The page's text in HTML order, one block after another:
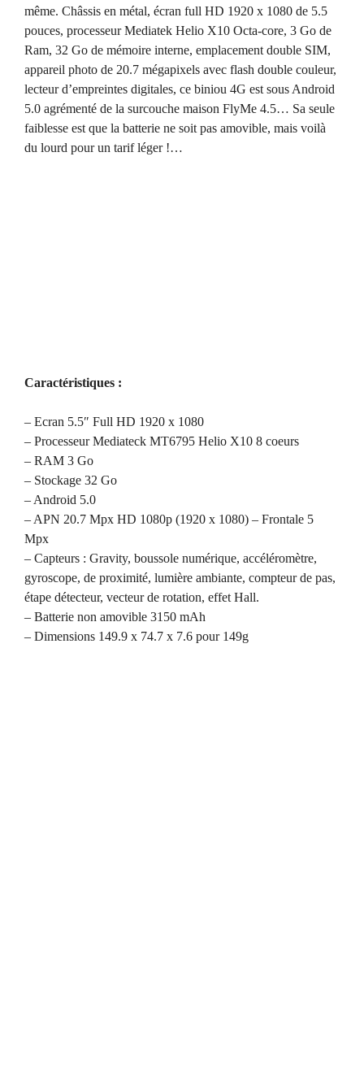
même. Châssis en métal, écran full HD 1920 x 1080 de 5.5
pouces, processeur Mediatek Helio X10 Octa-core, 3 Go de
Ram, 32 Go de mémoire interne, emplacement double SIM,
appareil photo de 20.7 mégapixels avec flash double couleur,
lecteur d’empreintes digitales, ce biniou 4G est sous Android
5.0 agrémenté de la surcouche maison FlyMe 4.5… Sa seule
faiblesse est que la batterie ne soit pas amovible, mais voilà
du lourd pour un tarif léger !…
Caractéristiques :
– Ecran 5.5″ Full HD 1920 x 1080
– Processeur Mediateck MT6795 Helio X10 8 coeurs
– RAM 3 Go
– Stockage 32 Go
– Android 5.0
– APN 20.7 Mpx HD 1080p (1920 x 1080) – Frontale 5
Mpx
– Capteurs : Gravity, boussole numérique, accéléromètre,
gyroscope, de proximité, lumière ambiante, compteur de pas,
étape détecteur, vecteur de rotation, effet Hall.
– Batterie non amovible 3150 mAh
– Dimensions 149.9 x 74.7 x 7.6 pour 149g